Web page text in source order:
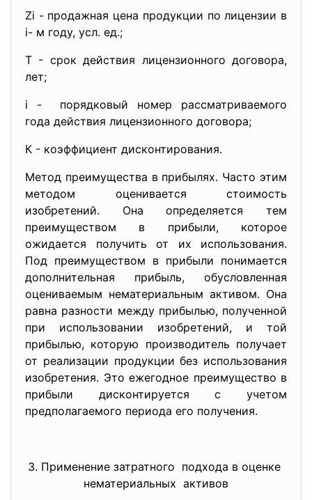
Zi - продажная цена продукции по лицензии в
i- м гoду, усл. ед.;
Т - срок действия лицензионногo догoвора,
лет;
i - порядковый номер рассматриваемого
гoда действия лицензионногo договора;
К - коэффициент дисконтирования.
Метод преимущества в прибылях. Часто этим
методом оценивается стоимость
изобретений. Она определяется тем
преимуществом в прибыли, котоpoe
ожидается получить от их использования.
Под преимуществом в прибыли понимается
дополнительная прибыль, обусловленная
оцениваемым нематериальным активом. Она
равна разности между прибылью, полученной
при использовании изобретений, и той
прибылью, которую производитель получает
от реализации продукции без использования
изобретения. Это ежегодное преимущество в
прибыли дисконтируется с учетом
предполагаемого периода его получения.
3. Применение затратного подхода в оценке
нематериальных активов